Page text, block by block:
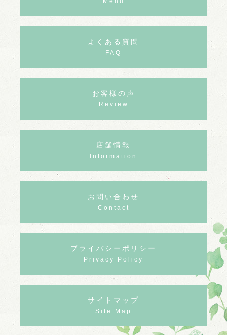
よくある質問
FAQ
お客様の声
Review
店舗情報
Information
お問い合わせ
Contact
プライバシーポリシー
Privacy Policy
サイトマップ
Site Map